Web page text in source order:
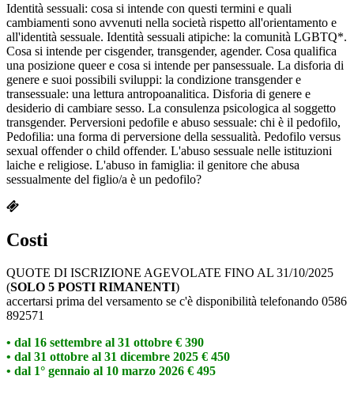
Identità sessuali: cosa si intende con questi termini e quali
cambiamenti sono avvenuti nella società rispetto all'orientamento e
all'identità sessuale. Identità sessuali atipiche: la comunità LGBTQ*.
Cosa si intende per cisgender, transgender, agender. Cosa qualifica
una posizione queer e cosa si intende per pansessuale. La disforia di
genere e suoi possibili sviluppi: la condizione transgender e
transessuale: una lettura antropoanalitica. Disforia di genere e
desiderio di cambiare sesso. La consulenza psicologica al soggetto
transgender. Perversioni pedofile e abuso sessuale: chi è il pedofilo,
Pedofilia: una forma di perversione della sessualità. Pedofilo versus
sexual offender o child offender. L'abuso sessuale nelle istituzioni
laiche e religiose. L'abuso in famiglia: il genitore che abusa
sessualmente del figlio/a è un pedofilo?
Costi
QUOTE DI ISCRIZIONE AGEVOLATE FINO AL 31/10/2025
(SOLO 5 POSTI RIMANENTI)
accertarsi prima del versamento se c'è disponibilità telefonando 0586
892571
• dal 16 settembre al 31 ottobre € 390
• dal 31 ottobre al 31 dicembre 2025 € 450
• dal 1° gennaio al 10 marzo 2026 € 495